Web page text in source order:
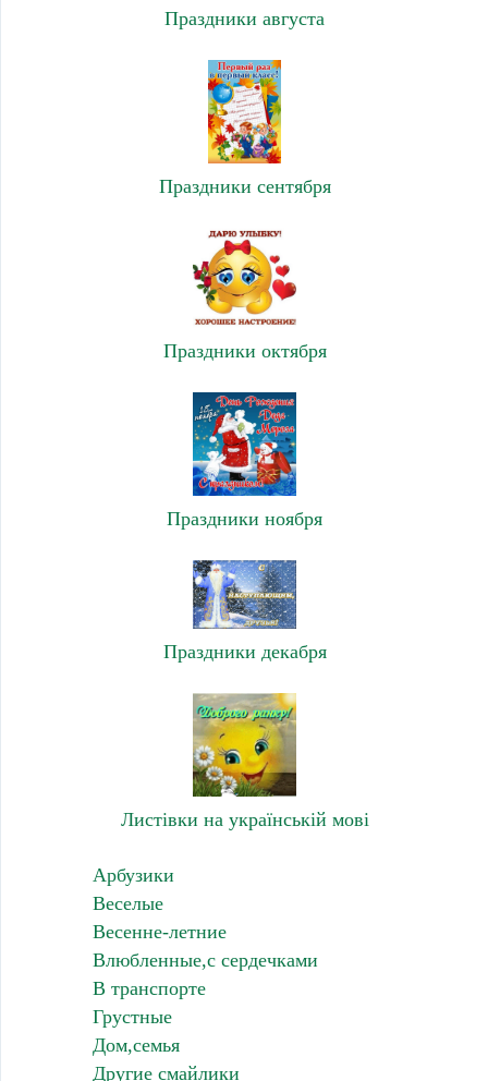
Праздники августа
Праздники сентября
Праздники октября
Праздники ноября
Праздники декабря
Листівки на українській мові
Арбузики
Веселые
Весенне-летние
Влюбленные,с сердечками
В транспорте
Грустные
Дом,семья
Другие смайлики